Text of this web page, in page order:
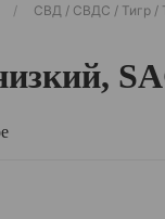
СВД / СВДС / Тигр /